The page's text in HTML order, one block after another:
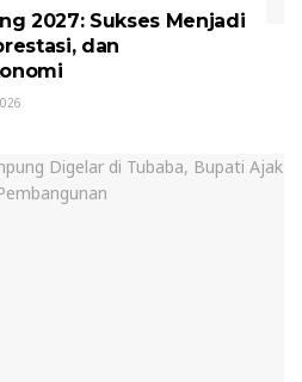
2027: Sukses Menjadi
dan